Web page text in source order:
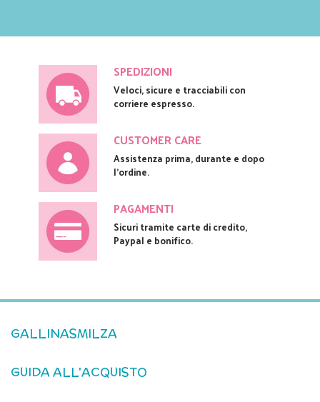
SPEDIZIONI
Veloci, sicure e tracciabili con
corriere espresso.
CUSTOMER CARE
Assistenza prima, durante e dopo
l'ordine.
PAGAMENTI
Sicuri tramite carte di credito,
Paypal e bonifico.
GALLINASMILZA
GUIDA ALL'ACQUISTO